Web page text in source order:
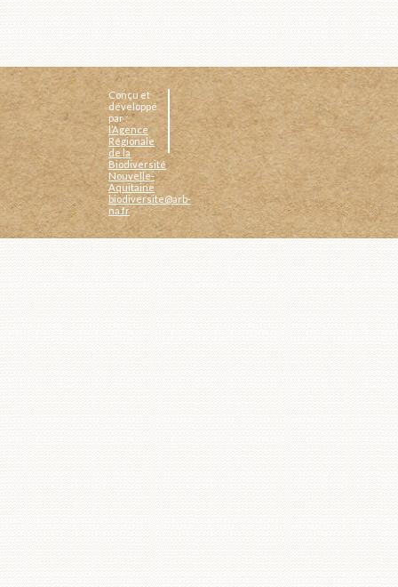
Conçu et
développé
par :
l’Agence
Régionale
de la
Biodiversité
Nouvelle-
Aquitaine
biodiversite@arb-
na.fr